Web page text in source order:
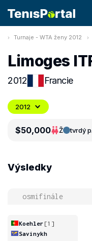
Turnaje - WTA ženy 2012
Limoges
2012 Francie
2012
$50,000 Ž tvrdý p.
Výsledky
osmifinále
Koehler [1]
Savinykh